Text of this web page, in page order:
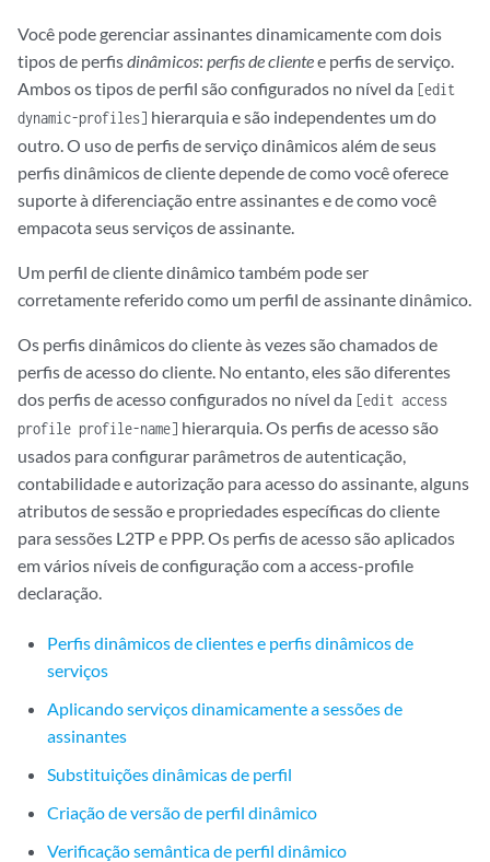
Você pode gerenciar assinantes dinamicamente com dois
tipos de perfisdinâmicos: perfis de clientee perfis de serviço.
Ambos os tipos de perfil são configurados no nível da [edit
dynamic-profiles] hierarquia e são independentes um do
outro. O uso de perfis de serviço dinâmicos além de seus
perfis dinâmicos de cliente depende de como você oferece
suporte à diferenciação entre assinantes e de como você
empacota seus serviços de assinante.
Um perfil de cliente dinâmico também pode ser
corretamente referido como um perfil de assinante dinâmico.
Os perfis dinâmicos do cliente às vezes são chamados de
perfis de acesso do cliente. No entanto, eles são diferentes
dos perfis de acesso configurados no nível da [edit access
profile profile-name] hierarquia. Os perfis de acesso são
usados para configurar parâmetros de autenticação,
contabilidade e autorização para acesso do assinante, alguns
atributos de sessão e propriedades específicas do cliente
para sessões L2TP e PPP. Os perfis de acesso são aplicados
em vários níveis de configuração com a access-profile
declaração.
Perfis dinâmicos de clientes e perfis dinâmicos de
serviços
Aplicando serviços dinamicamente a sessões de
assinantes
Substituições dinâmicas de perfil
Criação de versão de perfil dinâmico
Verificação semântica de perfil dinâmico